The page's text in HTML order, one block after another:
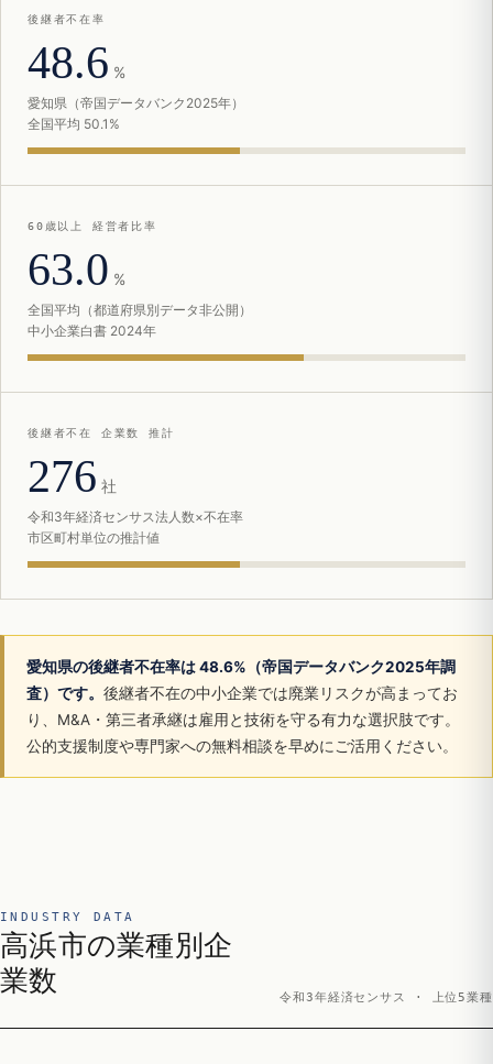
後継者不在率
48.6 %
愛知県（帝国データバンク2025年）
全国平均 50.1%
60歳以上 経営者比率
63.0 %
全国平均（都道府県別データ非公開）
中小企業白書 2024年
後継者不在 企業数 推計
276 社
令和3年経済センサス法人数×不在率
市区町村単位の推計値
愛知県の後継者不在率は 48.6%（帝国データバンク2025年調
査）です。 後継者不在の中小企業では廃業リスクが高まってお
り、M&A・第三者承継は雇用と技術を守る有力な選択肢です。
公的支援制度や専門家への無料相談を早めにご活用ください。
INDUSTRY DATA
高浜市の業種別企
業数
令和3年経済センサス · 上位5業種